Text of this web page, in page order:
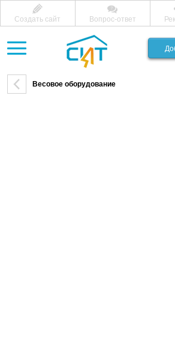
Создать сайт Вопрос-ответ
Весовое оборудование